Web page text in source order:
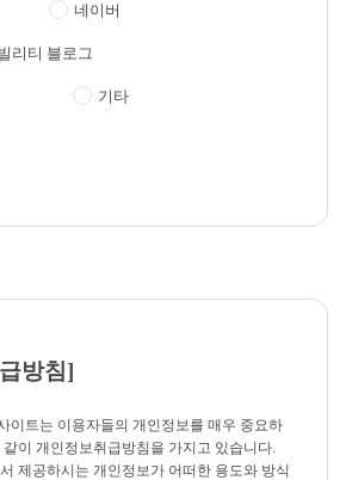
네이버
리티 블로그
기타
방침]
이트는 이용자들의 개인정보를 매우 중요하
이 개인정보취급방침을 가지고 있습니다.
제공하시는 개인정보가 어떠한 용도와 방식